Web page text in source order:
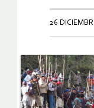
26